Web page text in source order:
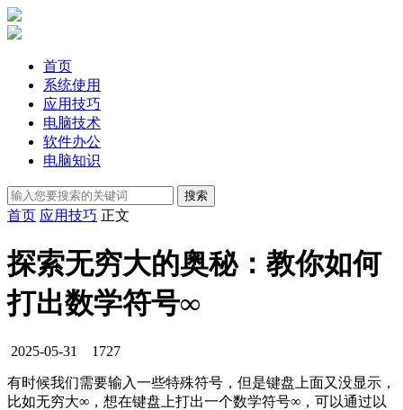
首页
系统使用
应用技巧
电脑技术
软件办公
电脑知识
首页 应用技巧 正文
探索无穷大的奥秘：教你如何
打出数学符号∞
2025-05-31 1727
有时候我们需要输入一些特殊符号，但是键盘上面又没显示，
比如无穷大∞，想在键盘上打出一个数学符号∞，可以通过以